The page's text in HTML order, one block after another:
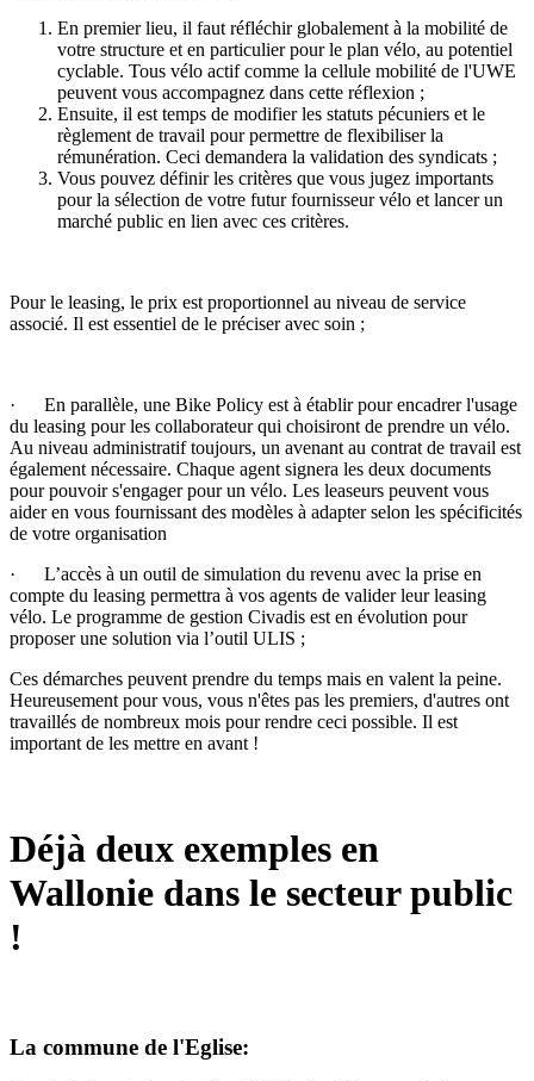
En premier lieu, il faut réfléchir globalement à la mobilité de
votre structure et en particulier pour le plan vélo, au potentiel
cyclable. Tous vélo actif comme la cellule mobilité de l'UWE
peuvent vous accompagnez dans cette réflexion ;
Ensuite, il est temps de modifier les statuts pécuniers et le
règlement de travail pour permettre de flexibiliser la
rémunération. Ceci demandera la validation des syndicats ;
Vous pouvez définir les critères que vous jugez importants
pour la sélection de votre futur fournisseur vélo et lancer un
marché public en lien avec ces critères.
Pour le leasing, le prix est proportionnel au niveau de service
associé. Il est essentiel de le préciser avec soin ;
· En parallèle, une Bike Policy est à établir pour encadrer l'usage
du leasing pour les collaborateur qui choisiront de prendre un vélo.
Au niveau administratif toujours, un avenant au contrat de travail est
également nécessaire. Chaque agent signera les deux documents
pour pouvoir s'engager pour un vélo. Les leaseurs peuvent vous
aider en vous fournissant des modèles à adapter selon les spécificités
de votre organisation
· L’accès à un outil de simulation du revenu avec la prise en
compte du leasing permettra à vos agents de valider leur leasing
vélo. Le programme de gestion Civadis est en évolution pour
proposer une solution via l’outil ULIS ;
Ces démarches peuvent prendre du temps mais en valent la peine.
Heureusement pour vous, vous n'êtes pas les premiers, d'autres ont
travaillés de nombreux mois pour rendre ceci possible. Il est
important de les mettre en avant !
Déjà deux exemples en
Wallonie dans le secteur public
!
La commune de l'Eglise: